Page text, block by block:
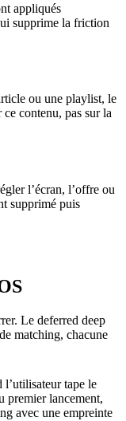
appliqués
supprime la friction
ou une playlist, le
contenu, pas sur la
l’écran, l’offre ou
supprimé puis
Le deferred deep
matching, chacune
tape le
premier lancement,
avec une empreinte